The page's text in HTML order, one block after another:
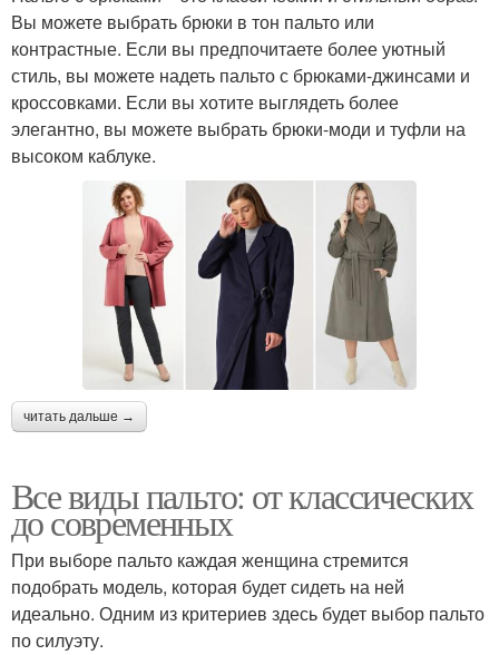
Вы можете выбрать брюки в тон пальто или
контрастные. Если вы предпочитаете более уютный
стиль, вы можете надеть пальто с брюками-джинсами и
кроссовками. Если вы хотите выглядеть более
элегантно, вы можете выбрать брюки-моди и туфли на
высоком каблуке.
читать дальше →
Все виды пальто: от классических
до современных
При выборе пальто каждая женщина стремится
подобрать модель, которая будет сидеть на ней
идеально. Одним из критериев здесь будет выбор пальто
по силуэту.